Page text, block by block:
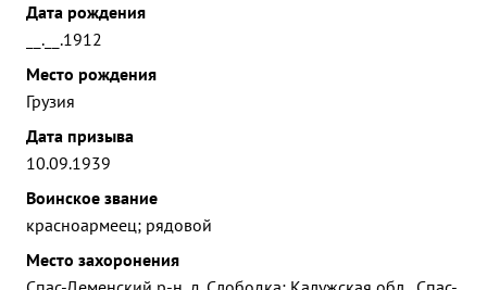
Дата рождения
__.__.1912
Место рождения
Грузия
Дата призыва
10.09.1939
Воинское звание
красноармеец; рядовой
Место захоронения